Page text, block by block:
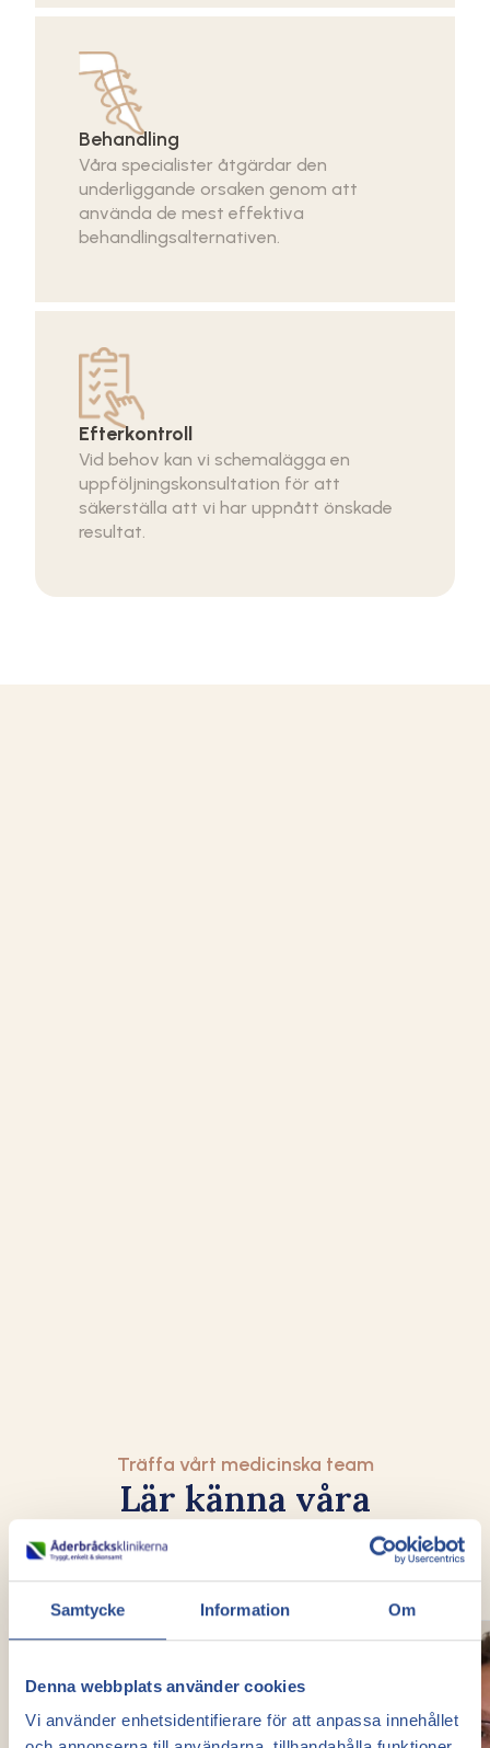
Samtycke Information Om
Denna webbplats använder cookies
Vi använder enhetsidentifierare för att anpassa innehållet
Behandling
Våra specialister åtgärdar den
underliggande orsaken genom att
använda de mest effektiva
behandlingsalternativen.
Efterkontroll
Vid behov kan vi schemalägga en
uppföljningskonsultation för att
säkerställa att vi har uppnått önskade
resultat.
Träffa vårt medicinska team
Lär känna våra
venexperter innan
ditt besök